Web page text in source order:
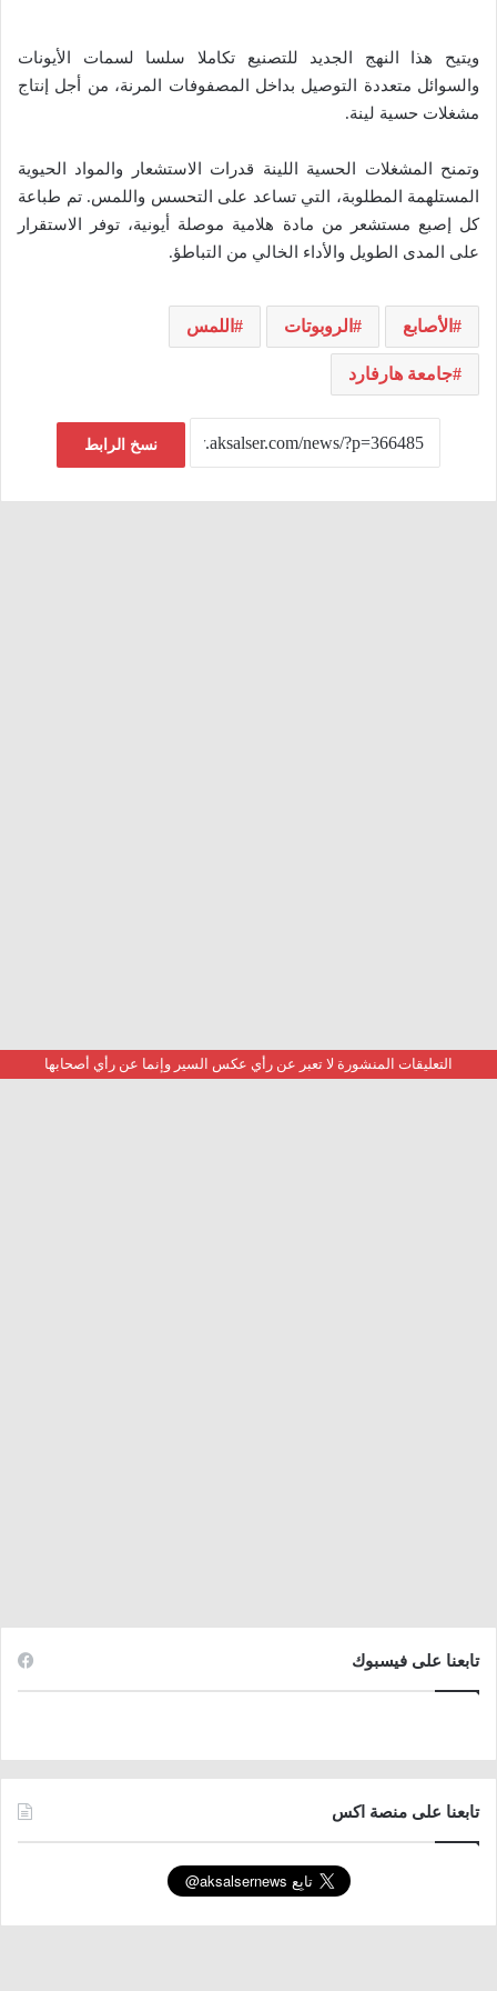
ويتيح هذا النهج الجديد للتصنيع تكاملا سلسا لسمات الأيونات
والسوائل متعددة التوصيل بداخل المصفوفات المرنة، من أجل إنتاج
مشغلات حسية لينة.
وتمنح المشغلات الحسية اللينة قدرات الاستشعار والمواد الحيوية
المستلهمة المطلوبة، التي تساعد على التحسس واللمس. تم طباعة
كل إصبع مستشعر من مادة هلامية موصلة أيونية، توفر الاستقرار
على المدى الطويل والأداء الخالي من التباطؤ.
الأصابع الروبوتات اللمس
جامعة هارفارد
نسخ الرابط
التعليقات المنشورة لا تعبر عن رأي عكس السير وإنما عن رأي أصحابها
تابعنا على فيسبوك
تابعنا على منصة اكس